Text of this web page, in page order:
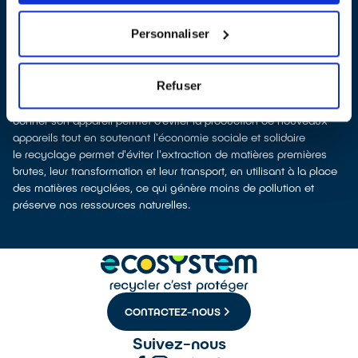
Personnaliser
Refuser
Les points de collecte de Arnage, partenaires d'ecosystem, nous
prenions en charge leur dépollution et leur recyclage.
Recycler, c’est économiser les ressources et réduire l’impact
environnemental
La fabrication d’appareils électriques neufs est émettrice de
pollution et consommatrice de ressources naturelles.
donner son appareil permet d’éviter la production de nouveaux
appareils tout en soutenant l'économie sociale et solidaire
le recyclage permet d'éviter l'extraction de matières premières
brutes, leur transformation et leur transport, en utilisant à la place
des matières recyclées, ce qui génère moins de pollution et
préserve nos ressources naturelles.
CONTACTEZ-NOUS
Suivez-nous